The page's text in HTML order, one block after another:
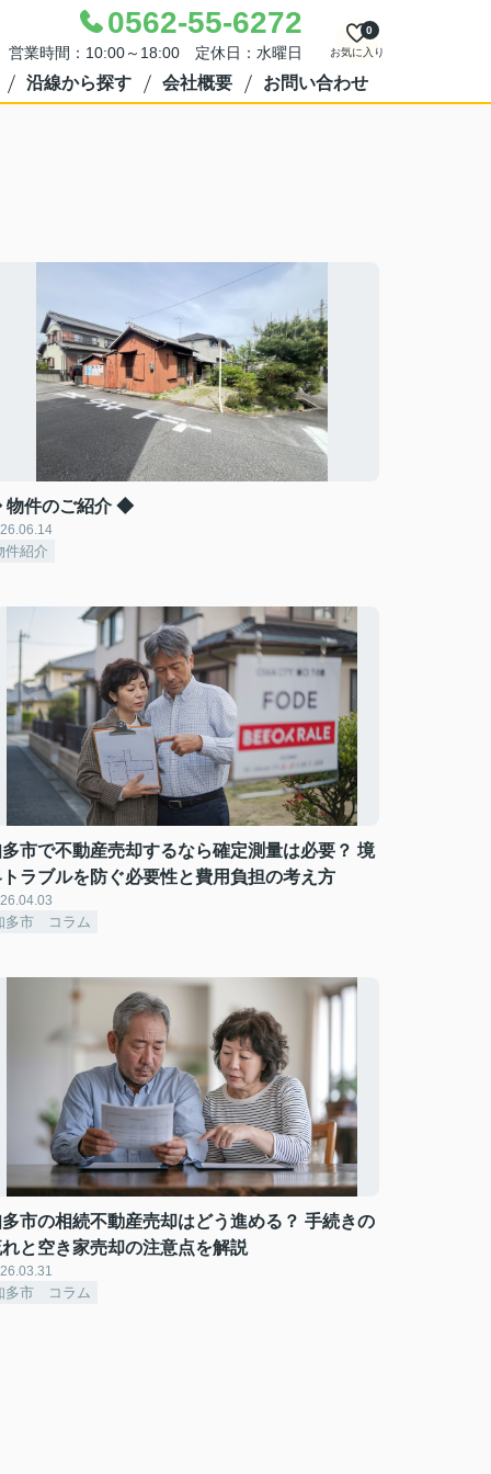
0562-55-6272
営業時間：10:00～18:00 定休日：水曜日 お気に入り
0
沿線から探す 会社概要 お問い合わせ
件のご紹介 ◆
件紹介
市で不動産売却するなら確定測量は必要？ 境
ラブルを防ぐ必要性と費用負担の考え方
多市 コラム
市の相続不動産売却はどう進める？ 手続きの
と空き家売却の注意点を解説
多市 コラム